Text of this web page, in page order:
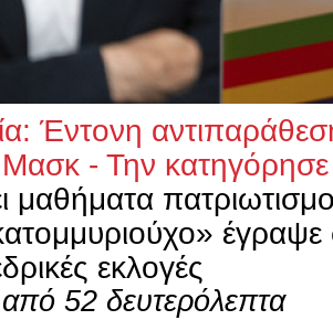
Έντονη
Μασκ - Την
μαθήματα
εκλογές
52 δευτερόλεπτα